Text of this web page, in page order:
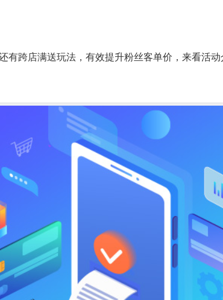
有跨店满送玩法，有效提升粉丝客单价，来看活动